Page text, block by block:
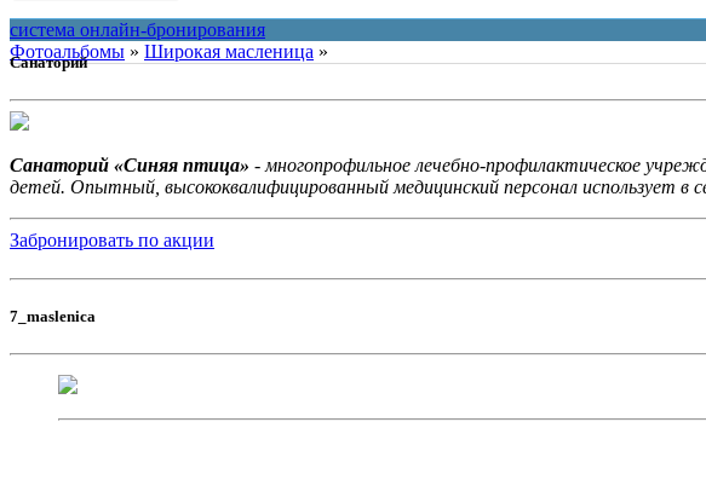
система онлайн-бронирования
Фотоальбомы » Широкая масленица »
Санаторий
Санаторий «Синяя птица» - многопрофильное лечебно-профилактическое
детей. Опытный, высококвалифицированный медицинский персонал использует в
Забронировать по акции
7_maslenica